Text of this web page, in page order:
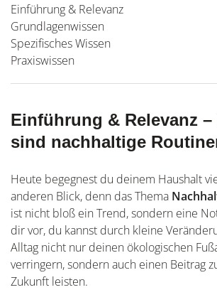
Einführung & Relevanz
Grundlagenwissen
Spezifisches Wissen
Praxiswissen
Einführung & Relevanz –
sind nachhaltige
Heute begegnest du deinem Haushalt
anderen Blick, denn das Thema
ist nicht bloß ein Trend, sondern eine
dir vor, du kannst durch kleine
Alltag nicht nur deinen ökologischen
verringern, sondern auch einen Beitrag
Zukunft leisten.